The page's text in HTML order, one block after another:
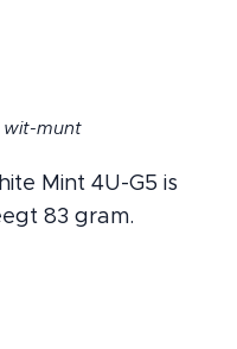
wit-munt
Mint 4U-G5 is
83 gram.